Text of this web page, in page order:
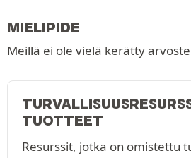
MIELIPIDE
Meillä ei ole vielä kerätty
TUOTTEET
Resurssit, jotka on omistettu